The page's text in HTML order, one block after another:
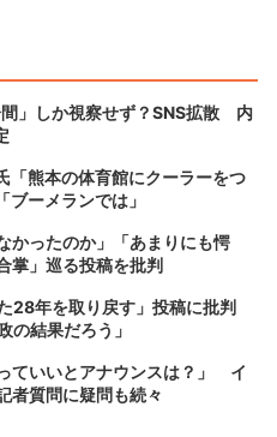
」しか視察せず？SNS拡散 内
「熊本の体育館にクーラーをつ
ブーメランでは」
かったのか」「あまりにも愕
掌」巡る投稿を批判
28年を取り戻す」投稿に批判
の結果だろう」
ていいとアナウンスは？」 イ
者質問に疑問も続々